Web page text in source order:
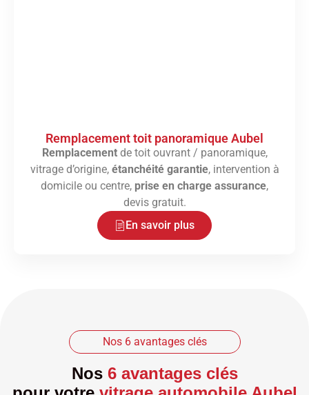
Remplacement toit panoramique Aubel
Remplacementde toit ouvrant / panoramique,
vitrage d’origine, étanchéité garantie, intervention à
domicile ou centre, prise en charge assurance,
devis gratuit.
En savoir plus
Nos 6 avantages clés
Nos 6 avantages clés